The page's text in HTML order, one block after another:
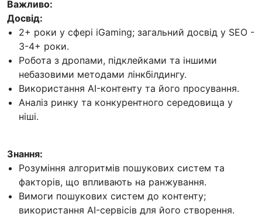
Важливо:
Досвід:
2+ роки у сфері iGaming; загальний досвід у SEO -
3-4+ роки.
Робота з дропами, підклейками та іншими
небазовими методами лінкбілдингу.
Використання AI-контенту та його просування.
Аналіз ринку та конкурентного середовища у
ніші.
Знання:
Розуміння алгоритмів пошукових систем та
факторів, що впливають на ранжування.
Вимоги пошукових систем до контенту;
використання AI-сервісів для його створення.